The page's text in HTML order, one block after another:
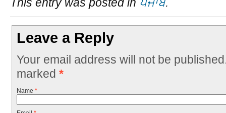
This entry was posted in ਪੰਜਾਬ.
Leave a Reply
Your email address will not be
marked *
Name *